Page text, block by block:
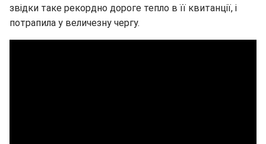
звідки таке рекордно дороге тепло в її квитанції, і
потрапила у величезну чергу.